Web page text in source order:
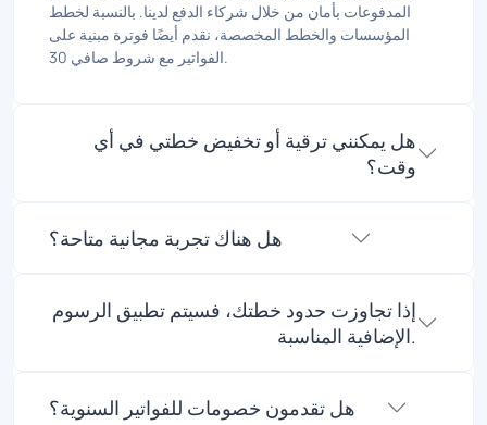
المدفوعات بأمان من خلال شركاء الدفع لدينا. بالنسبة لخطط
المؤسسات والخطط المخصصة، نقدم أيضًا فوترة مبنية على
الفواتير مع شروط صافي 30.
هل يمكنني ترقية أو تخفيض خطتي في أي
وقت؟
هل هناك تجربة مجانية متاحة؟
إذا تجاوزت حدود خطتك، فسيتم تطبيق الرسوم
الإضافية المناسبة.
هل تقدمون خصومات للفواتير السنوية؟